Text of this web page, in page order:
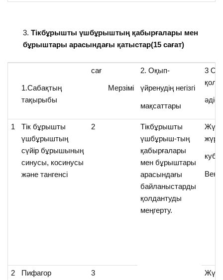
Тікбұрышты үшбұрыштың қабырғалары мен
бұрыштары арасындағы қатыстар(15 сағат)
1.Сабақтың
тақырыбы
сағ
Мерзімі
2. Оқып-
үйренудің негізгі
мақсаттары
3
1
Тік бұрышты
үшбұрыштың
сүйір бұрышының
синусы, косинусы
және тангенсі
2
Тікбұрышты
үшбұрыш-тың
қабырғалары
мен бұрыштары
арасындағы
байланыстарды
қолдантуды
меңгерту.
2
Пифагор
3